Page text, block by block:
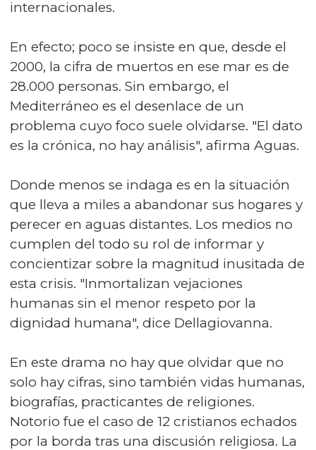
internacionales.
En efecto; poco se insiste en que, desde el
2000, la cifra de muertos en ese mar es de
28.000 personas. Sin embargo, el
Mediterráneo es el desenlace de un
problema cuyo foco suele olvidarse. "El dato
es la crónica, no hay análisis", afirma Aguas.
Donde menos se indaga es en la situación
que lleva a miles a abandonar sus hogares y
perecer en aguas distantes. Los medios no
cumplen del todo su rol de informar y
concientizar sobre la magnitud inusitada de
esta crisis. "Inmortalizan vejaciones
humanas sin el menor respeto por la
dignidad humana", dice Dellagiovanna.
En este drama no hay que olvidar que no
solo hay cifras, sino también vidas humanas,
biografías, practicantes de religiones.
Notorio fue el caso de 12 cristianos echados
por la borda tras una discusión religiosa. La